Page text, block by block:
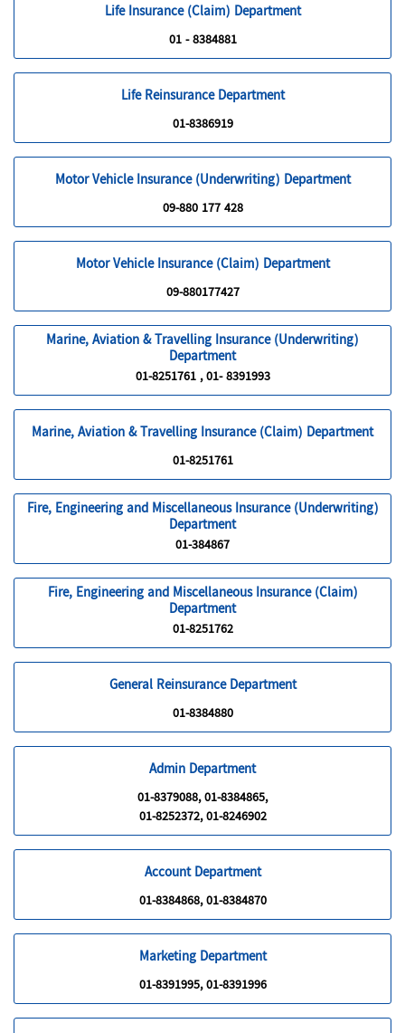
အာမခံလက်မှတ်ဝယ်ယူပြီး သင်္ဘောမတက်ဖြစ်သူသည် အာမခံ
သက်တမ်း ကုန်ခါနီးအချိန်မှ သင်္ဘောတက် ရောက်ခွင့်ရပါက မူလ
လက်မှတ်သက်တမ်းပြည့်သည့်နေ့၏ နောက်နေ့မှစ၍
နောက်ထပ် သက်တမ်း (၁) နှစ် ထပ်မံဝယ်ယူနိုင်ခွင့်ရှိသည်။
အာမခံထားသူ သေဆုံးရာတွင် အလောင်းမရရှိပါက (၁) နှစ်
ဆိုင်းငံ့ ပြီးမှ အကျိုးခံစားခွင့်ကို ရရှိမည်ဖြစ်သည်။
သင်္ဘောတွင် (၁) နှစ်ထက်ပို၍ တာဝန်ထမ်းဆောင်နေရသဖြင့်
သက်တမ်းတိုးရာတွင် သင်္ဘောသားသည် ကျန်းမာစွာဖြင့် တာဝန်
ထမ်းဆောင်လျက်ရှိကြောင်း သင်္ဘောကုမ္ပဏီနှင့် အကျိုးခံစားခွင့်ရှိ
သူတို့၏ ထောက်ခံ ချက် ပါရှိရမည်။ သို့ရာတွင် ပရီမီယံပေးသွင်း
ပြီး ဖြစ်စေကာမူ အထက်ပါ စည်းကမ်းချက်များနှင့် မညီညွတ်
လျှင် အာမခံပျက်ပြယ်ပြီး ဖြစ်သည်။ သက်တမ်းတိုးအာမခံ
လက်မှတ်သက်တမ်းသည် မူလအာမခံလက်မှတ်၏ သက်တမ်း
ကုန်ဆုံးပြီး နောက်တစ်နေ့မှစတင်မည်ဖြစ်သည်။ သက်တမ်းတိုး
အာမခံသက်တမ်းမစမီ မြန်မာနိုင်ငံ သို့ ပြန်လည်ရောက်ရှိနေပါက
သက်တမ်းတိုးအာမခံသက်တမ်းသည် နောက်တစ်ကြိမ်
သင်္ဘောသားအသက် အာမခံလက်မှတ်ကို ဝယ်ယူသည့်နေ့မှ
စတင်မည်ဖြစ်သည်။
အထက်ဖော်ပြပါ စည်းကမ်းချက်များနှင့် ညီညွတ်မှုမရှိပါက
လျော်ကြေးပေးချေခြင်းကို ငြင်းပယ်သည်အထိ အရေးယူခြင်းခံရ
မည်။
Life Insurance (Claim) Department
01 - 8384881
Life Reinsurance Department
01-8386919
Motor Vehicle Insurance (Underwriting) Department
09-880 177 428
Motor Vehicle Insurance (Claim) Department
09-880177427
Marine, Aviation & Travelling Insurance (Underwriting)
Department
01-8251761 , 01- 8391993
Marine, Aviation & Travelling Insurance (Claim) Department
01-8251761
Fire, Engineering and Miscellaneous Insurance (Underwriting)
Department
01-384867
Fire, Engineering and Miscellaneous Insurance (Claim)
Department
01-8251762
General Reinsurance Department
01-8384880
Admin Department
01-8379088, 01-8384865,
01-8252372, 01-8246902
Account Department
01-8384868, 01-8384870
Marketing Department
01-8391995, 01-8391996